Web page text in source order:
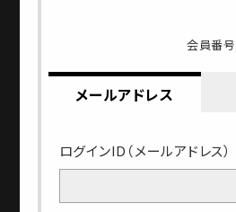
会員番号
メールアドレス
ログインID（メールアドレス）